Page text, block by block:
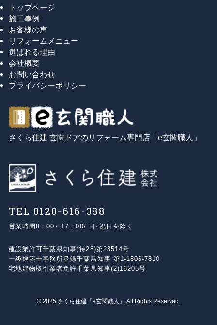
さくら住建 玄関ドアのリフォーム専門店「e玄関職人」
TEL 0120-616-388
営業時間9：00～17：00/ 日･祝日を除く
建設業許可千葉県知事(特28)第23514号
⼀級建築⼠事務所登録千葉県知事 第1-1806-7810
宅地建物取引業者免許千葉県知事(2)16205号
トップページ
施工事例
お客様の声
リフォームメニュー
選ばれる理由
会社概要
お問い合わせ
プライバシーポリシー
© 2025 さくら住建「e玄関職人」 All Rights Reserved.